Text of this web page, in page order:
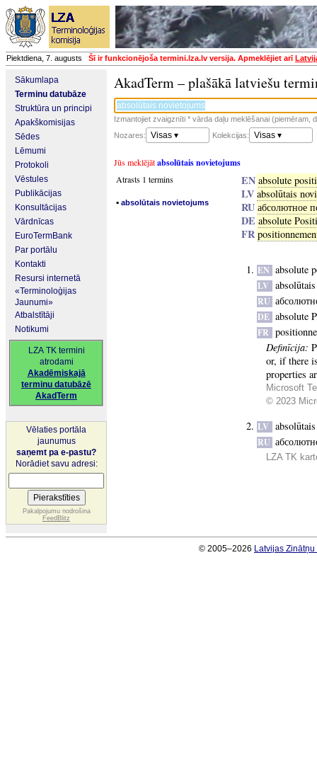
Piektdiena, 7. augusts Šī ir funkcionējoša termini.lza.lv versija. Apmeklējiet arī
Sākumlapa
Terminu datubāze
Struktūra un principi
Apakškomisijas
Sēdes
Lēmumi
Protokoli
Vēstules
Publikācijas
Konsultācijas
Vārdnīcas
EuroTermBank
Par portālu
Kontakti
Resursi internetā
«Terminoloģijas
Jaunumi»
Atbalstītāji
Notikumi
LZA TK termini
atrodami
Akadēmiskajā
terminu datubāzē
AkadTerm
Vēlaties portāla
jaunumus
saņemt pa e-pastu?
Norādiet savu adresi:
Pakalpojumu nodrošina
FeedBlitz
AkadTerm – plašākā latviešu
Izmantojiet zvaigznīti * vārda daļu meklēšanai (piemēram,
Nozares:
Visas ▾ Kolekcijas: Visas ▾
Jūs meklējātabsolūtais novietojums
Atrasts 1 termins
▪ absolūtais novietojums
EN absolute
LV absolūtais
RU абсолютное
DE absolute
FR
EN absolute
LV
RU
DE absolute
FR
Definīcija:
or, if there
properties
Microsoft
© 2023
LV
RU
LZA TK
© 2005–2026 Latvijas